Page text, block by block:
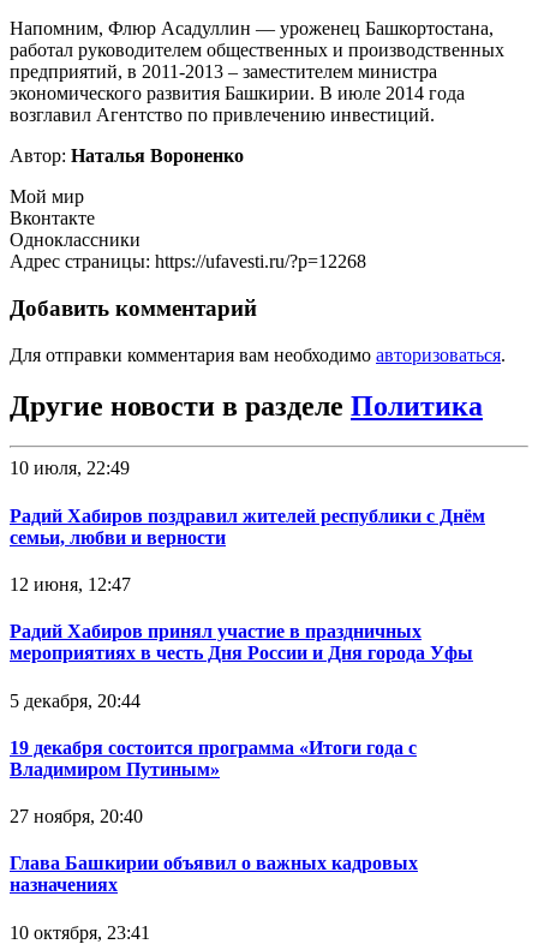
Напомним, Флюр Асадуллин — уроженец Башкортостана,
работал руководителем общественных и производственных
предприятий, в 2011-2013 – заместителем министра
экономического развития Башкирии. В июле 2014 года
возглавил Агентство по привлечению инвестиций.
Автор: Наталья Вороненко
Мой мир
Вконтакте
Одноклассники
Адрес страницы: https://ufavesti.ru/?p=12268
Добавить комментарий
Для отправки комментария вам необходимо авторизоваться.
Другие новости в разделе Политика
10 июля, 22:49
Радий Хабиров поздравил жителей республики с Днём
семьи, любви и верности
12 июня, 12:47
Радий Хабиров принял участие в праздничных
мероприятиях в честь Дня России и Дня города Уфы
5 декабря, 20:44
19 декабря состоится программа «Итоги года с
Владимиром Путиным»
27 ноября, 20:40
Глава Башкирии объявил о важных кадровых
назначениях
10 октября, 23:41